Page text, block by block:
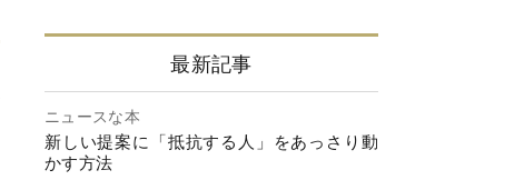
最新記事
ニュースな本
新しい提案に「抵抗する人」をあっさり動
かす方法